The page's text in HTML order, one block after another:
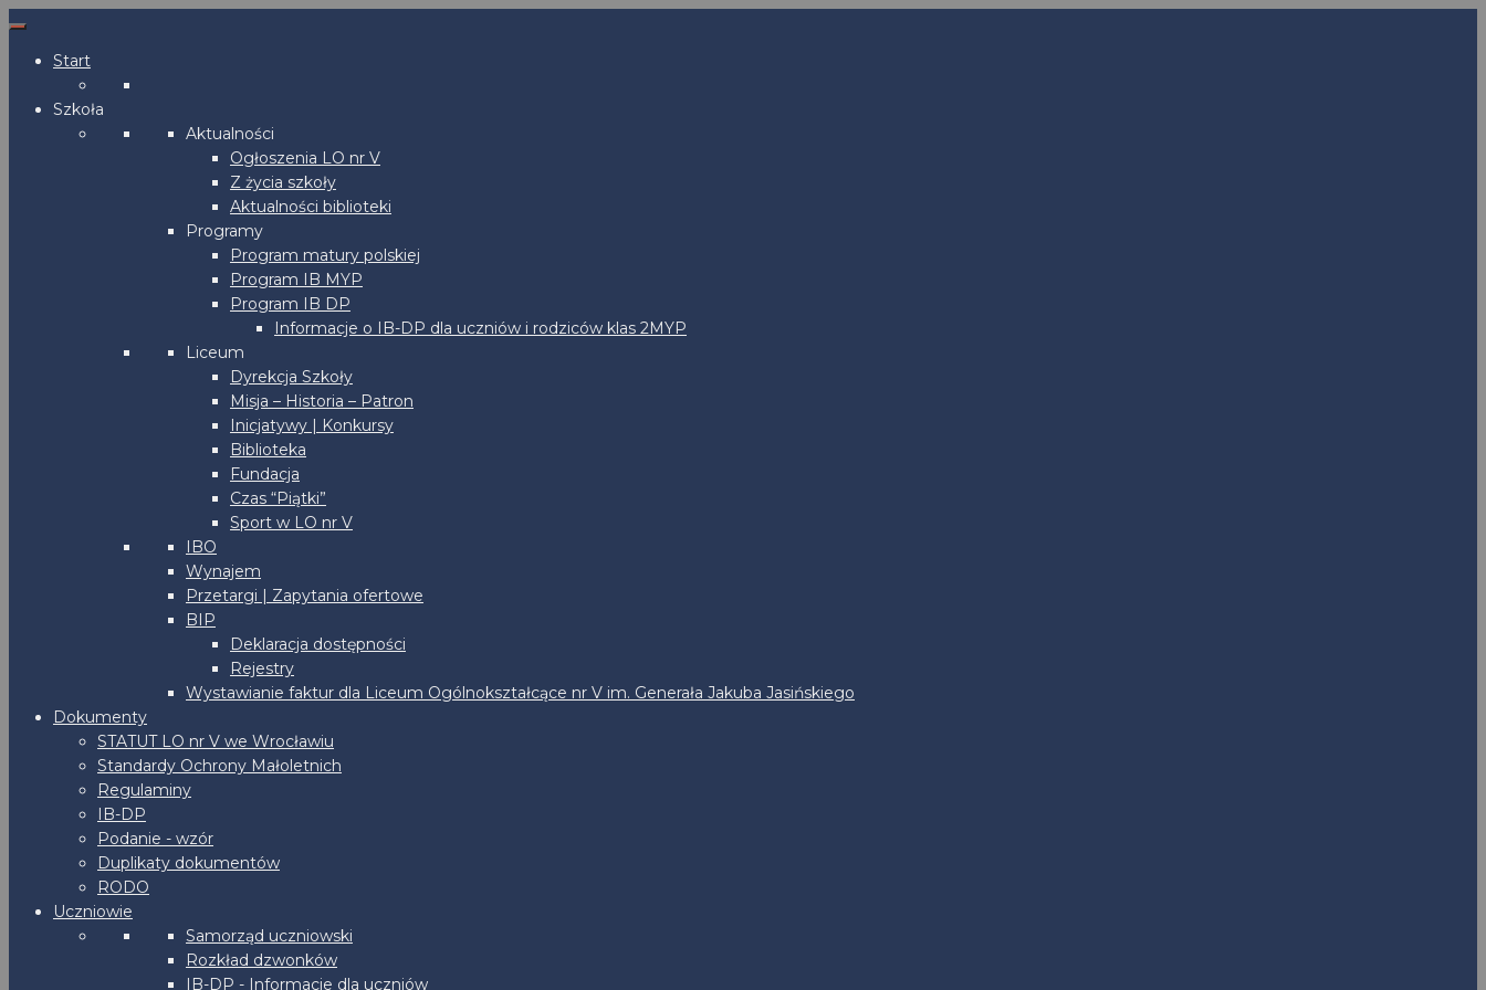
Start
Szkoła
Aktualności
Ogłoszenia LO nr V
Z życia szkoły
Aktualności biblioteki
Programy
Program matury polskiej
Program IB MYP
Program IB DP
Informacje o IB-DP dla uczniów i rodziców klas 2MYP
Liceum
Dyrekcja Szkoły
Misja – Historia – Patron
Inicjatywy | Konkursy
Biblioteka
Fundacja
Czas “Piątki”
Sport w LO nr V
IBO
Wynajem
Przetargi | Zapytania ofertowe
BIP
Deklaracja dostępności
Rejestry
Wystawianie faktur dla Liceum Ogólnokształcące nr V im. Generała Jakuba Jasińskiego
Dokumenty
STATUT LO nr V we Wrocławiu
Standardy Ochrony Małoletnich
Regulaminy
IB-DP
Podanie - wzór
Duplikaty dokumentów
RODO
Uczniowie
Samorząd uczniowski
Rozkład dzwonków
IB-DP - Informacje dla uczniów